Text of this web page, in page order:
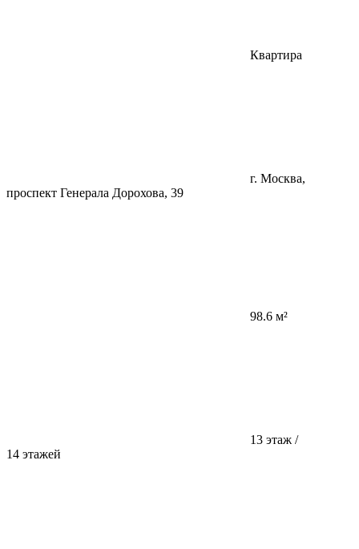
Квартира
г. Москва,
проспект Генерала Дорохова, 39
98.6 м²
13 этаж /
14 этажей